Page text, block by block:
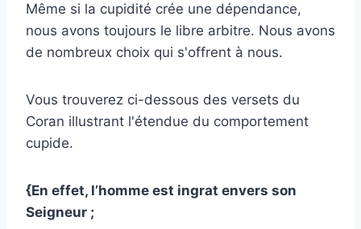
Même si la cupidité crée une dépendance,
nous avons toujours le libre arbitre. Nous avons
de nombreux choix qui s'offrent à nous.
Vous trouverez ci-dessous des versets du
Coran illustrant l'étendue du comportement
cupide.
{En effet, l’homme est ingrat envers son
Seigneur ;